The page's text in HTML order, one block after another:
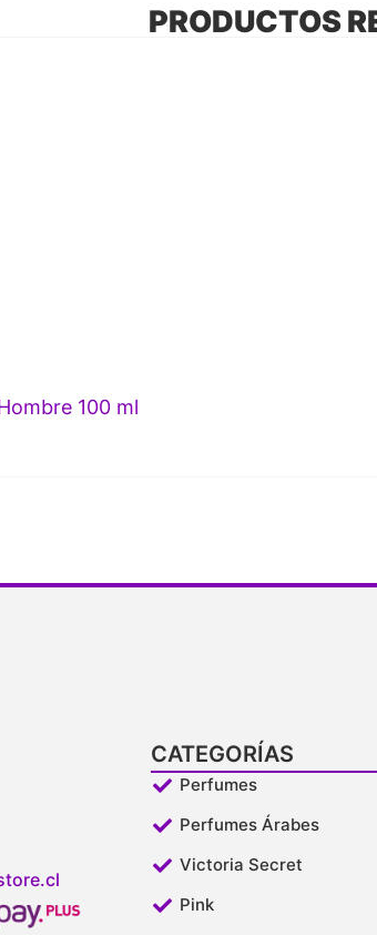
PRODUCTOS
100 ml
CATEGORÍAS
Perfumes
Perfumes Árabes
Victoria Secret
Pink